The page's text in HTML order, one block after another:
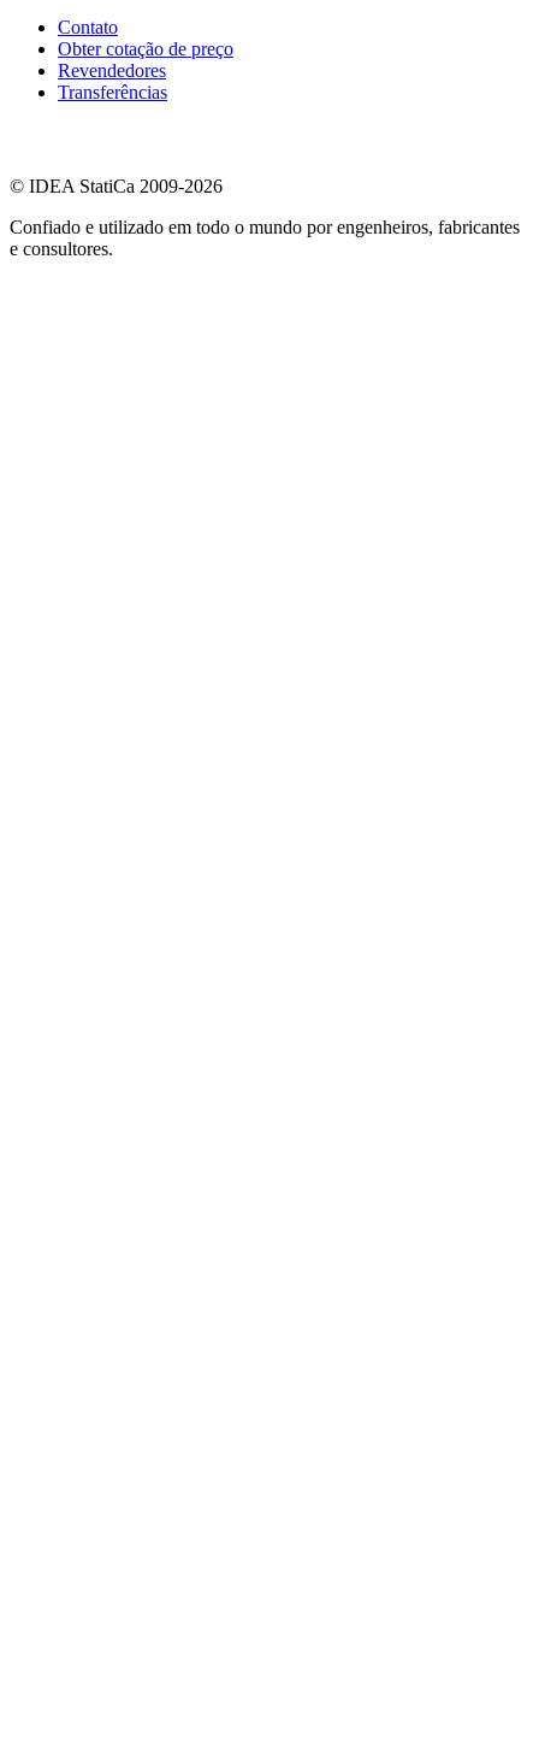
Contato
Obter cotação de preço
Revendedores
Transferências
© IDEA StatiCa 2009-2026
Confiado e utilizado em todo o mundo por engenheiros, fabricantes
e consultores.